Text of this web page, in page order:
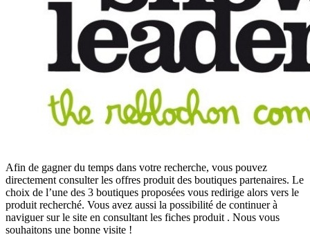
Afin de gagner du temps dans votre recherche, vous pouvez
directement consulter les offres produit des boutiques partenaires. Le
choix de l’une des 3 boutiques proposées vous redirige alors vers le
produit recherché. Vous avez aussi la possibilité de continuer à
naviguer sur le site en consultant les fiches produit . Nous vous
souhaitons une bonne visite !